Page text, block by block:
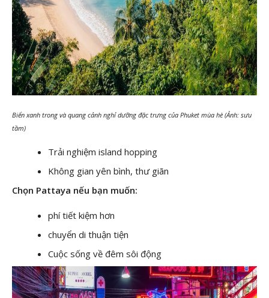
Biển xanh trong và quang cảnh nghỉ dưỡng đặc trưng của Phuket mùa hè (Ảnh: sưu
tầm)
Trải nghiệm island hopping
Không gian yên bình, thư giãn
Chọn Pattaya nếu bạn muốn:
phí tiết kiệm hơn
chuyển di thuận tiện
Cuộc sống về đêm sôi động